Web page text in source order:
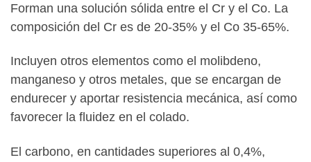
Forman una solución sólida entre el Cr y el Co. La
composición del Cr es de 20-35% y el Co 35-65%.
Incluyen otros elementos como el molibdeno,
manganeso y otros metales, que se encargan de
endurecer y aportar resistencia mecánica, así como
favorecer la fluidez en el colado.
El carbono, en cantidades superiores al 0,4%,